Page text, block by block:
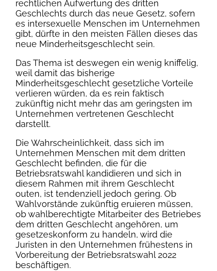
rechtlichen Aufwertung des dritten
Geschlechts durch das neue Gesetz, sofern
es intersexuelle Menschen im Unternehmen
gibt, dürfte in den meisten Fällen dieses das
neue Minderheitsgeschlecht sein.
Das Thema ist deswegen ein wenig kniffelig,
weil damit das bisherige
Minderheitsgeschlecht gesetzliche Vorteile
verlieren würden, da es rein faktisch
zukünftig nicht mehr das am geringsten im
Unternehmen vertretenen Geschlecht
darstellt.
Die Wahrscheinlichkeit, dass sich im
Unternehmen Menschen mit dem dritten
Geschlecht befinden, die für die
Betriebsratswahl kandidieren und sich in
diesem Rahmen mit ihrem Geschlecht
outen, ist tendenziell jedoch gering. Ob
Wahlvorstände zukünftig eruieren müssen,
ob wahlberechtigte Mitarbeiter des Betriebes
dem dritten Geschlecht angehören, um
gesetzeskonform zu handeln, wird die
Juristen in den Unternehmen frühestens in
Vorbereitung der Betriebsratswahl 2022
beschäftigen.